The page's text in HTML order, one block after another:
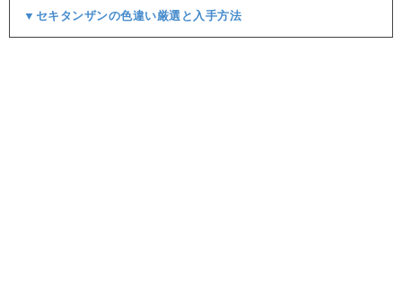
▼セキタンザンの色違い厳選と入手方法